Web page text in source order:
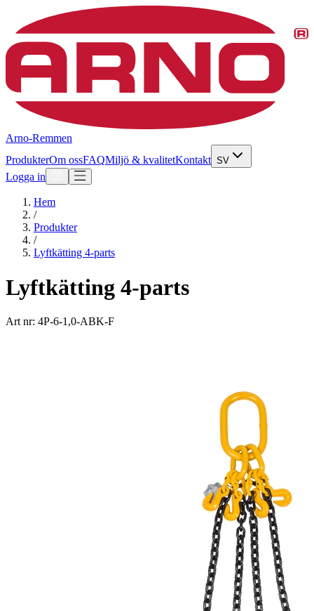
Arno-Remmen
ProdukterOm ossFAQMiljö & kvalitetKontakt SV
Logga in
Hem
/
Produkter
/
Lyftkätting 4-parts
Lyftkätting 4-parts
Art nr: 4P-6-1,0-ABK-F